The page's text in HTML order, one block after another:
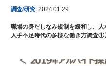
調査/研究 | 2024.01.29
職場の身だしなみ規制を緩和し、
人手不足時代の多様な働き方調査①